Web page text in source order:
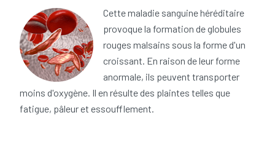
Cette maladie sanguine héréditaire
provoque la formation de globules
rouges malsains sous la forme d'un
croissant. En raison de leur forme
anormale, ils peuvent transporter
moins d'oxygène. Il en résulte des plaintes telles que
fatigue, pâleur et essoufflement.